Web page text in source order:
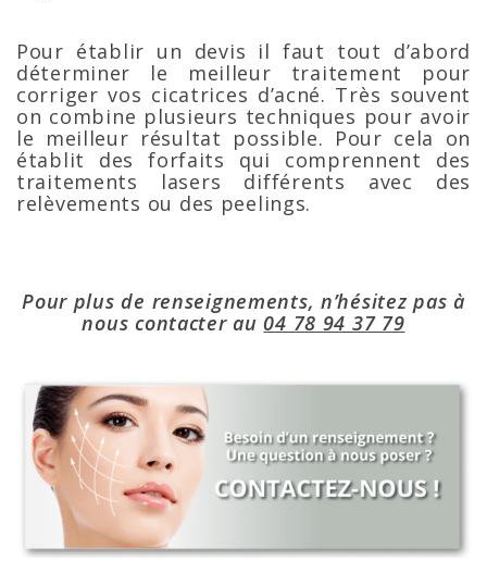
Pour établir un devis il faut tout d’abord
déterminer le meilleur traitement pour
corriger vos cicatrices d’acné. Très souvent
on combine plusieurs techniques pour avoir
le meilleur résultat possible. Pour cela on
établit des forfaits qui comprennent des
traitements lasers différents avec des
relèvements ou des peelings.
Pour plus de renseignements, n’hésitez pas à
nous contacter au04 78 94 37 79